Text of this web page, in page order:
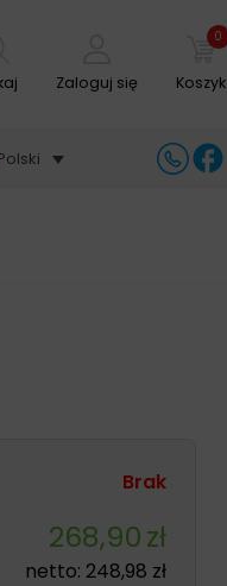
Zaloguj się
0
Koszyk
Brak
268,90zł
netto:248,98 zł